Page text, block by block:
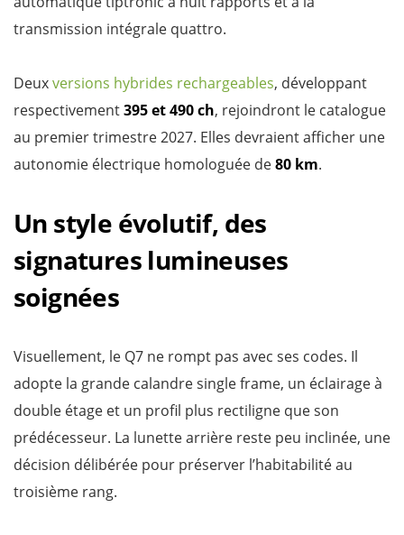
transmission intégrale quattro.
Deuxversions hybrides rechargeables, développant
respectivement395 et 490 ch, rejoindront le catalogue
au premier trimestre 2027. Elles devraient afficher une
autonomie électrique homologuée de80 km.
Un style évolutif, des
signatures lumineuses
soignées
Visuellement, le Q7 ne rompt pas avec ses codes. Il
adopte la grande calandre single frame, un éclairage à
double étage et un profil plus rectiligne que son
prédécesseur. La lunette arrière reste peu inclinée, une
décision délibérée pour préserver l’habitabilité au
troisième rang.